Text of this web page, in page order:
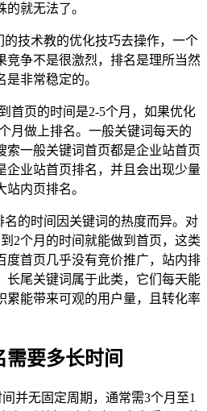
就无法了。
的技术教的优化技巧去操作，一个
竞争不是很激烈，排名是理所当然
非常稳定的。
首页的时间是2-5个月，如果优化
月做上排名。一般关键词每天的
索一般关键词首页都是企业站首页
企业站首页排名，并且会出现少量
内页排名。
名的时间因关键词的热度而异。对
2个月的时间就能做到首页，这类
度首页几乎没有竞价推广，站内排
长尾关键词属于此类，它们每天能
累能带来可观的用户量，且转化率
需要多长时间
间并无固定周期，通常需3个月至1